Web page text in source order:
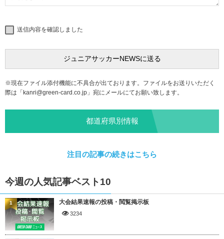
送信内容を確認しました
※現在ファイル添付機能に不具合が出ております。ファイルをお送りいただく
際は「 kanri@green-card.co.jp 」宛にメールにてお願い致します。
都道府県別情報
注目の記事の続きはこちら
今週の人気記事ベスト10
大会結果速報の投稿・閲覧掲示板
3234
1